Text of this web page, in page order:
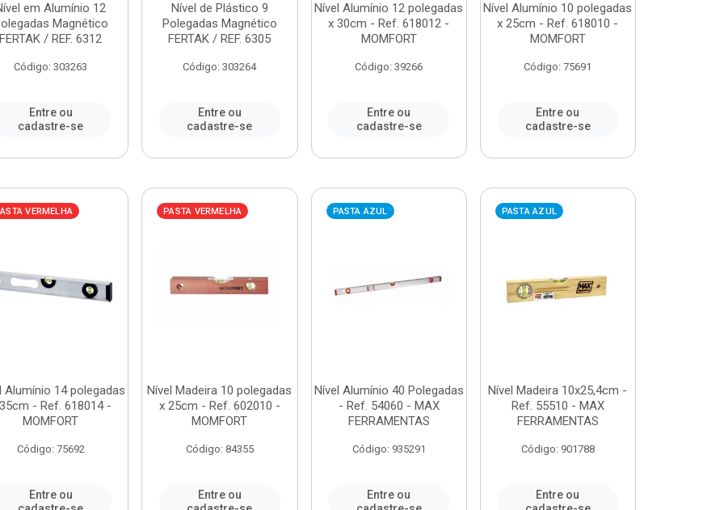
em Alumínio 12
Magnético
FERTAK / REF. 6312
Código: 303263
Entre ou
cadastre-se
Nível de Plástico 9
Polegadas Magnético
FERTAK / REF. 6305
Código: 303264
Entre ou
cadastre-se
Nível Alumínio 12 polegadas
x 30cm - Ref. 618012 -
MOMFORT
Código: 39266
Entre ou
cadastre-se
Nível Alumínio 10 polegadas
x 25cm - Ref. 618010 -
MOMFORT
Código: 75691
Entre ou
cadastre-se
VERMELHA
Alumínio 14 polegadas
- Ref. 618014 -
MOMFORT
Código: 75692
Entre ou
PASTA VERMELHA
Nível Madeira 10 polegadas
x 25cm - Ref. 602010 -
MOMFORT
Código: 84355
Entre ou
PASTA AZUL
Nível Alumínio 40 Polegadas
- Ref. 54060 - MAX
FERRAMENTAS
Código: 935291
Entre ou
PASTA AZUL
Nível Madeira 10x25,4cm -
Ref. 55510 - MAX
FERRAMENTAS
Código: 901788
Entre ou